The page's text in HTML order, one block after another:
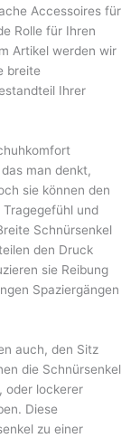
Accessoires für
Rolle für Ihren
Artikel werden wir
breite
Ihrer
man denkt,
sie können den
und
Schnürsenkel
den Druck
sie Reibung
Spaziergängen
auch, den Sitz
die Schnürsenkel
oder lockerer
Diese
zu einer